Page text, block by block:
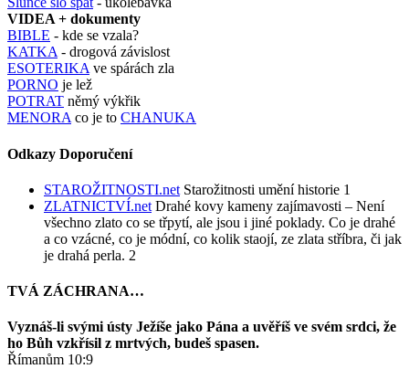
VIDEA + dokumenty
BIBLE - kde se vzala?
KATKA - drogová závislost
ESOTERIKA ve spárách zla
PORNO je lež
POTRAT němý výkřik
MENORA co je to CHANUKA
Odkazy Doporučení
STAROŽITNOSTI.net Starožitnosti umění historie 1
ZLATNICTVÍ.net Drahé kovy kameny zajímavosti – Není
všechno zlato co se třpytí, ale jsou i jiné poklady. Co je drahé
a co vzácné, co je módní, co kolik staojí, ze zlata stříbra, či jak
je drahá perla. 2
TVÁ ZÁCHRANA…
Vyznáš-li svými ústy Ježíše jako Pána a uvěříš ve svém srdci, že
ho Bůh vzkřísil z mrtvých, budeš spasen.
Římanům 10:9